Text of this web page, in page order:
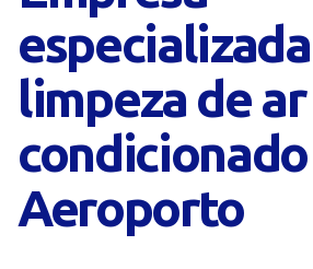
limpeza de ar
Aeroporto